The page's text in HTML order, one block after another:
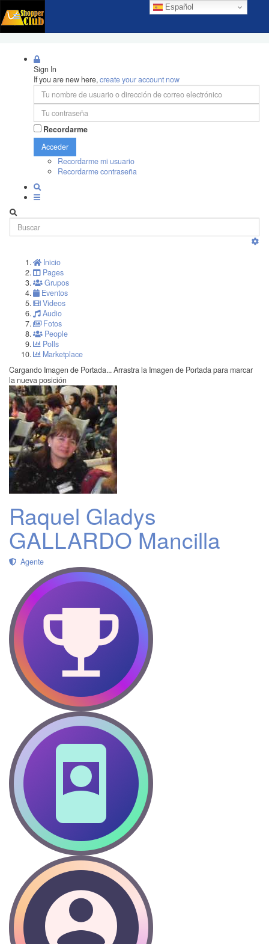
Español
Sign In
If you are new here,create your account now
Recordarme
Acceder
Recordarme mi usuario
Recordarme contraseña
Inicio
Pages
Grupos
Eventos
Videos
Audio
Fotos
People
Polls
Marketplace
Cargando Imagen de Portada... Arrastra la Imagen de Portada para marcar
la nueva posición
Raquel Gladys
GALLARDO Mancilla
Agente